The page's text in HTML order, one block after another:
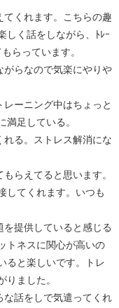
くれます。こちらの趣
しく話をしながら、ﾄﾚｰ
らっています。
らなので気楽にやりや
ーニング中はちょっと
満足している。
る。ストレス解消にな
らえてると思います。
してくれます。いつも
提供していると感じる
トネスに関心が高いの
ると楽しいです。トレ
りました。
話をしで気遣ってくれ